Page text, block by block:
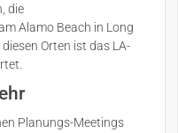
die
Alamo Beach in Long
Orten ist das LA-
Planungs-Meetings